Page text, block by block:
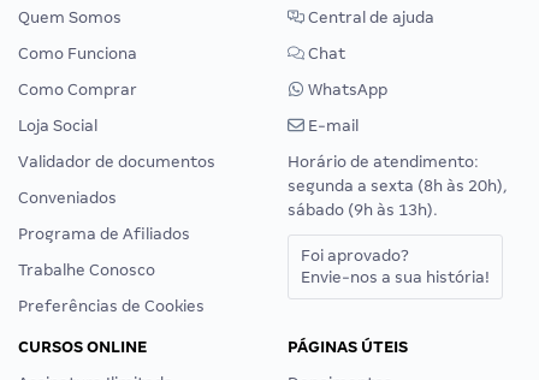
Quem Somos
Como Funciona
Como Comprar
Loja Social
Validador de documentos
Conveniados
Programa de Afiliados
Trabalhe Conosco
Preferências de Cookies
Central de ajuda
Chat
WhatsApp
E-mail
Horário de atendimento:
segunda a sexta (8h às 20h),
sábado (9h às 13h).
Foi aprovado?
Envie-nos a sua história!
CURSOS ONLINE
PÁGINAS ÚTEIS